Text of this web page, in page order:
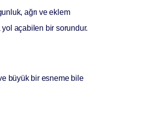
ağrı ve eklem
açabilen bir sorundur.
büyük bir esneme bile